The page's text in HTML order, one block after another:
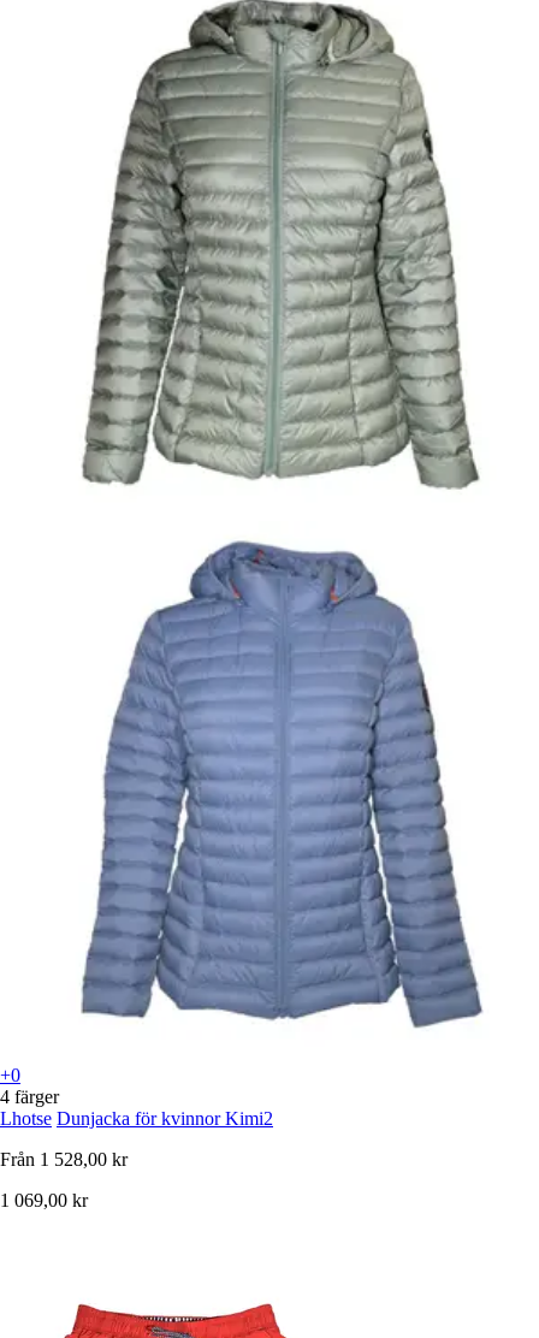
+0
4 färger
Lhotse Dunjacka för kvinnor Kimi2
Från 1 528,00 kr
1 069,00 kr